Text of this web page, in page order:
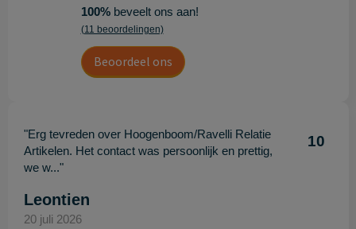
100%beveelt ons aan!
(11 beoordelingen)
Beoordeel ons
"Erg tevreden over Hoogenboom/Ravelli Relatie
Artikelen. Het contact was persoonlijk en prettig,
we w..."
10
Leontien
20 juli 2026